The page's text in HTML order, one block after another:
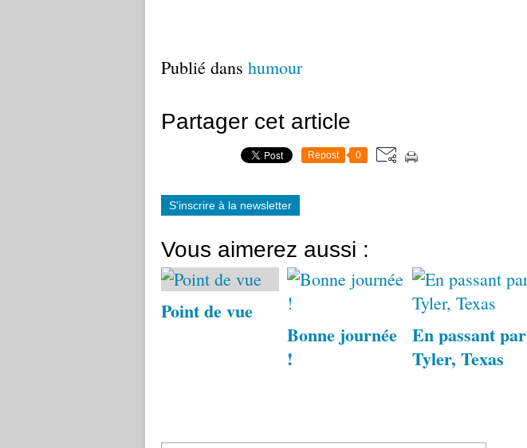
Publié dans humour
Partager cet article
Repost 0
S'inscrire à la newsletter
Vous aimerez aussi :
Point de vue
Bonne journée
!
En passant par
Tyler, Texas